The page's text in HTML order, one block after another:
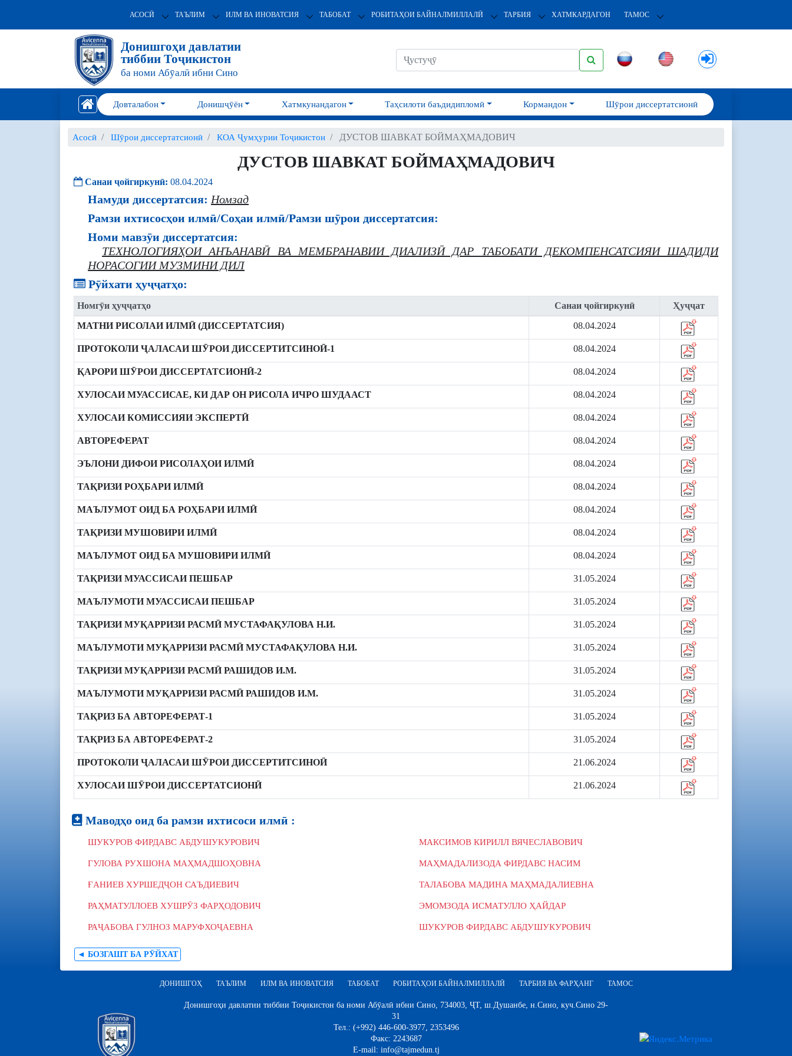
АСОСӢ ТАЪЛИМ ИЛМ ВА ИНОВАТСИЯ ТАБОБАТ РОБИТАҲОИ БАЙНАЛМИЛЛАЛӢ ТАРБИЯ ХАТМКАРДАГОН ТАМОС
Донишгоҳи давлатии
тиббии Тоҷикистон
ба номи Абӯалӣ ибни Сино
Довталабон Донишҷӯён Хатмкунандагон Таҳсилоти баъдидипломӣ Кормандон Шӯрои диссертатсионӣ
Асосӣ Шӯрои диссертатсионӣ КОА Ҷумҳурии Тоҷикистон ДУСТОВ ШАВКАТ БОЙМАҲМАДОВИЧ
ДУСТОВ ШАВКАТ БОЙМАҲМАДОВИЧ
Санаи ҷойгиркунӣ: 08.04.2024
Намуди диссертатсия: Номзад
Рамзи ихтисосҳои илмӣ/Соҳаи илмӣ/Рамзи шӯрои диссертатсия:
Номи мавзӯи диссертатсия:
ТЕХНОЛОГИЯҲОИ АНЪАНАВӢ ВА МЕМБРАНАВИИ ДИАЛИЗӢ ДАР ТАБОБАТИ ДЕКОМПЕНСАТСИЯИ ШАДИДИ
НОРАСОГИИ МУЗМИНИ ДИЛ
Рӯйхати ҳуҷҷатҳо:
Номгӯи ҳуҷҷатҳо Санаи ҷойгиркунӣ
Ҳуҷҷат
МАТНИ РИСОЛАИ ИЛМӢ (ДИССЕРТАТСИЯ)
08.04.2024
ПРОТОКОЛИ ҶАЛАСАИ ШӮРОИ ДИССЕРТИТСИНОӢ-1 08.04.2024
ҚАРОРИ ШӮРОИ ДИССЕРТАТСИОНӢ-2 08.04.2024
ХУЛОСАИ МУАССИСАЕ, КИ ДАР ОН РИСОЛА ИЧРО ШУДААСТ 08.04.2024
ХУЛОСАИ КОМИССИЯИ ЭКСПЕРТӢ 08.04.2024
АВТОРЕФЕРАТ 08.04.2024
ЭЪЛОНИ ДИФОИ РИСОЛАҲОИ ИЛМӢ 08.04.2024
ТАҚРИЗИ РОҲБАРИ ИЛМӢ 08.04.2024
МАЪЛУМОТ ОИД БА РОҲБАРИ ИЛМӢ 08.04.2024
ТАҚРИЗИ МУШОВИРИ ИЛМӢ 08.04.2024
МАЪЛУМОТ ОИД БА МУШОВИРИ ИЛМӢ 08.04.2024
ТАҚРИЗИ МУАССИСАИ ПЕШБАР 31.05.2024
МАЪЛУМОТИ МУАССИСАИ ПЕШБАР 31.05.2024
ТАҚРИЗИ МУҚАРРИЗИ РАСМӢ МУСТАФАҚУЛОВА Н.И. 31.05.2024
МАЪЛУМОТИ МУҚАРРИЗИ РАСМӢ МУСТАФАҚУЛОВА Н.И. 31.05.2024
ТАҚРИЗИ МУҚАРРИЗИ РАСМӢ РАШИДОВ И.М. 31.05.2024
МАЪЛУМОТИ МУҚАРРИЗИ РАСМӢ РАШИДОВ И.М. 31.05.2024
ТАҚРИЗ БА АВТОРЕФЕРАТ-1 31.05.2024
ТАҚРИЗ БА АВТОРЕФЕРАТ-2 31.05.2024
ПРОТОКОЛИ ҶАЛАСАИ ШӮРОИ ДИССЕРТИТСИНОӢ 21.06.2024
ХУЛОСАИ ШӮРОИ ДИССЕРТАТСИОНӢ 21.06.2024
Маводҳо оид ба рамзи ихтисоси илмӣ :
ШУКУРОВ ФИРДАВС АБДУШУКУРОВИЧ МАКСИМОВ КИРИЛЛ ВЯЧЕСЛАВОВИЧ
ГУЛОВА РУХШОНА МАҲМАДШОҲОВНА МАҲМАДАЛИЗОДА ФИРДАВС НАСИМ
ҒАНИЕВ ХУРШЕДҶОН САЪДИЕВИЧ ТАЛАБОВА МАДИНА МАҲМАДАЛИЕВНА
РАҲМАТУЛЛОЕВ ХУШРӮЗ ФАРҲОДОВИЧ ЭМОМЗОДА ИСМАТУЛЛО ҲАЙДАР
РАҶАБОВА ГУЛНОЗ МАРУФХОҶАЕВНА ШУКУРОВ ФИРДАВС АБДУШУКУРОВИЧ
◄ БОЗГАШТ БА РӮЙХАТ
ДОНИШГОҲ ТАЪЛИМ ИЛМ ВА ИНОВАТСИЯ ТАБОБАТ РОБИТАҲОИ БАЙНАЛМИЛЛАЛӢ ТАРБИЯ ВА ФАРҲАНГ ТАМОС
Донишгоҳи давлатии тиббии Тоҷикистон ба номи Абӯалӣ ибни Сино, 734003, ҶТ, ш.Душанбе, н.Сино, куч.Сино 29-
31
Тел.: (+992) 446-600-3977, 2353496
Факс: 2243687
E-mail: info@tajmedun.tj